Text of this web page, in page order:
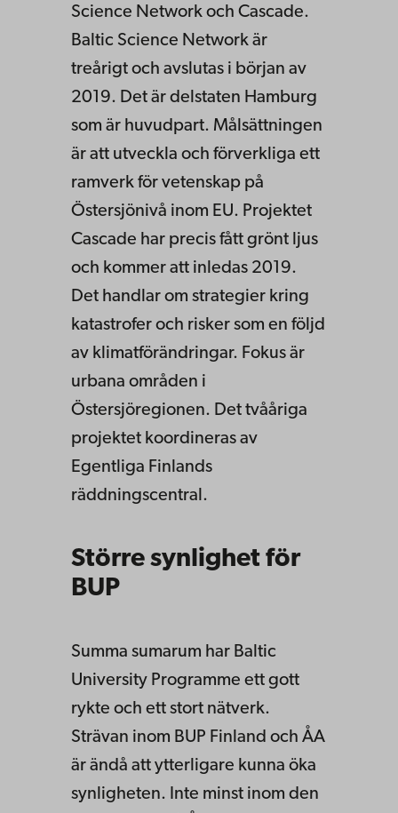
Science Network och Cascade.
Baltic Science Network är
treårigt och avslutas i början av
2019. Det är delstaten Hamburg
som är huvudpart. Målsättningen
är att utveckla och förverkliga ett
ramverk för vetenskap på
Östersjönivå inom EU. Projektet
Cascade har precis fått grönt ljus
och kommer att inledas 2019.
Det handlar om strategier kring
katastrofer och risker som en följd
av klimatförändringar. Fokus är
urbana områden i
Östersjöregionen. Det tvååriga
projektet koordineras av
Egentliga Finlands
räddningscentral.
Större synlighet för
BUP
Summa sumarum har Baltic
University Programme ett gott
rykte och ett stort nätverk.
Strävan inom BUP Finland och ÅA
är ändå att ytterligare kunna öka
synligheten. Inte minst inom den